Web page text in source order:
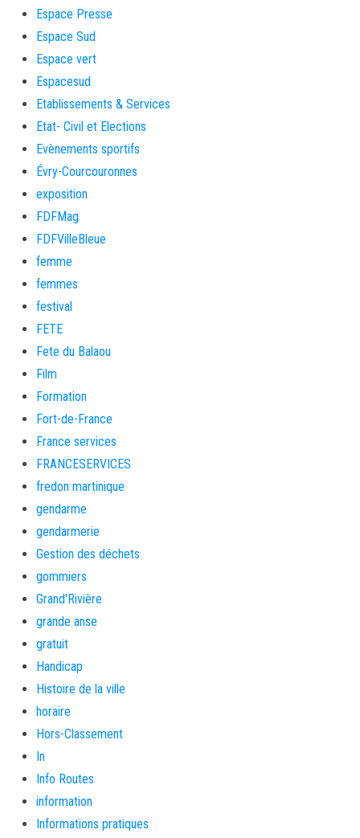
Espace Presse
Espace Sud
Espace vert
Espacesud
Etablissements & Services
Etat- Civil et Elections
Evènements sportifs
Évry-Courcouronnes
exposition
FDFMag
FDFVilleBleue
femme
femmes
festival
FETE
Fete du Balaou
Film
Formation
Fort-de-France
France services
FRANCESERVICES
fredon martinique
gendarme
gendarmerie
Gestion des déchets
gommiers
Grand'Rivière
grande anse
gratuit
Handicap
Histoire de la ville
horaire
Hors-Classement
In
Info Routes
information
Informations pratiques